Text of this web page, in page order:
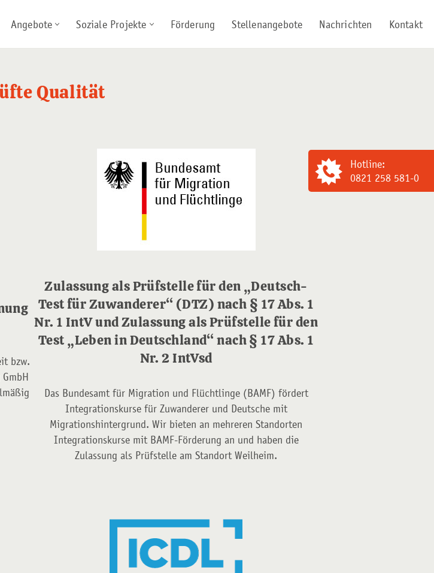
Angebote Soziale Projekte Förderung Stellenangebote Nachrichten Kontakt
Qualität
bzw.
Zulassung als Prüfstelle für den „Deutsch-
Test für Zuwanderer“ (DTZ) nach § 17 Abs. 1
Nr. 1 IntV und Zulassung als Prüfstelle für den
Test „Leben in Deutschland“ nach § 17 Abs. 1
Nr. 2 IntVsd
Das Bundesamt für Migration und Flüchtlinge (BAMF) fördert
Integrationskurse für Zuwanderer und Deutsche mit
Migrationshintergrund. Wir bieten an mehreren Standorten
Integrationskurse mit BAMF-Förderung an und haben die
Zulassung als Prüfstelle am Standort Weilheim.
Hotline:
0821 258 581-0